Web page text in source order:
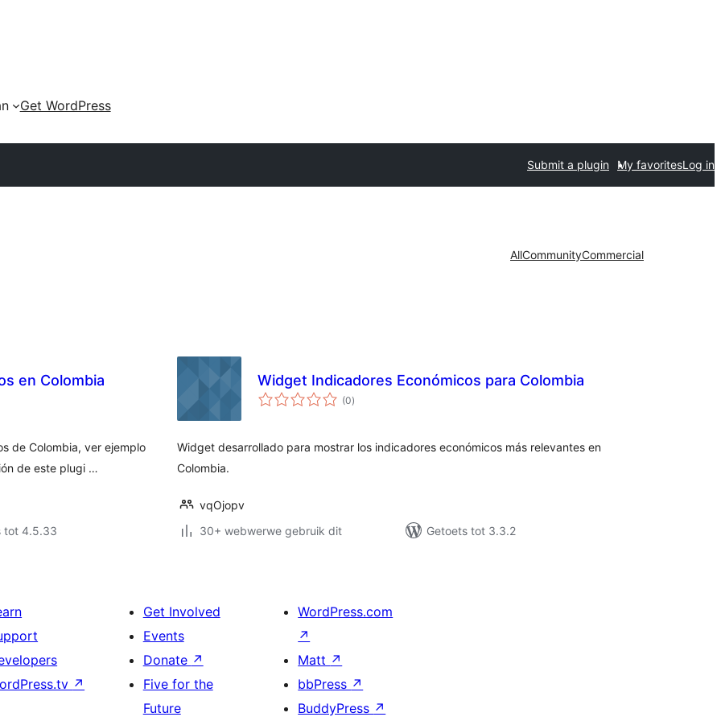
Get WordPress
Submit a plugin My favoritesLog in
AllCommunityCommercial
en Colombia
de Colombia, ver ejemplo
de este plugi …
tot 4.5.33
Widget Indicadores Económicos para Colombia
(0total
ratings
)
Widget desarrollado para mostrar los indicadores económicos más relevantes en
Colombia.
vqOjopv
30+ webwerwe gebruik dit
Getoets tot 3.3.2
↗
Get Involved
Events
Donate ↗
Five for the
Future
WordPress.com
↗
Matt ↗
bbPress ↗
BuddyPress ↗